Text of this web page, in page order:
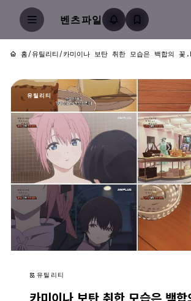
벤츠파일
홈/유틸리티/카미이나 보탄 취한 모습은 백합의
유틸리티
유틸리티